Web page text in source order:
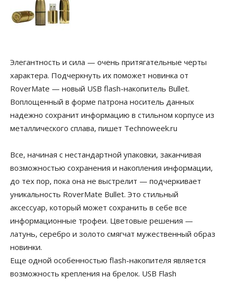
Элегантность и сила — очень притягательные черты
характера. Подчеркнуть их поможет новинка от
RoverMate — новый USB flash-накопитель Bullet.
Воплощенный в форме патрона носитель данных
надежно сохранит информацию в стильном корпусе из
металлического сплава, пишет Technoweek.ru
Все, начиная с нестандартной упаковки, заканчивая
возможностью сохранения и накопления информации,
до тех пор, пока она не выстрелит — подчеркивает
уникальность RoverMate Bullet. Это стильный
аксессуар, который может сохранить в себе все
информационные трофеи. Цветовые решения —
латунь, серебро и золото смягчат мужественный образ
новинки.
Еще одной особенностью flash-накопителя является
возможность крепления на брелок. USB Flash